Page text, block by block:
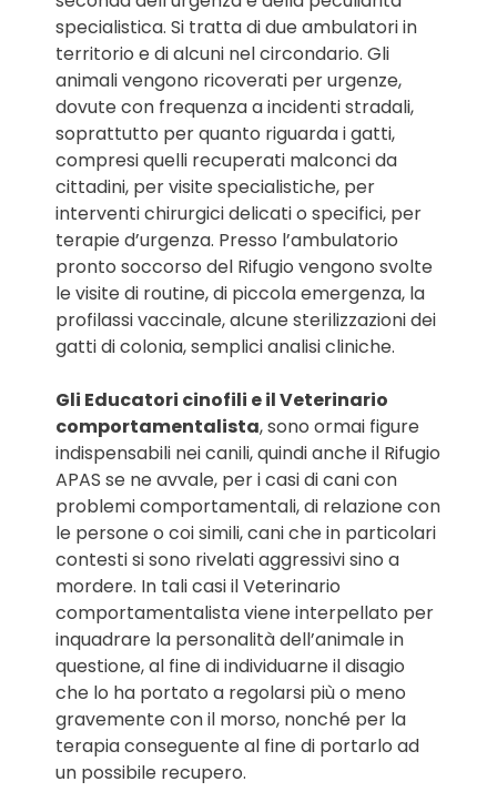
specialistica. Si tratta di due ambulatori in
territorio e di alcuni nel circondario. Gli
animali vengono ricoverati per urgenze,
dovute con frequenza a incidenti stradali,
soprattutto per quanto riguarda i gatti,
compresi quelli recuperati malconci da
cittadini, per visite specialistiche, per
interventi chirurgici delicati o specifici, per
terapie d’urgenza. Presso l’ambulatorio
pronto soccorso del Rifugio vengono svolte
le visite di routine, di piccola emergenza, la
profilassi vaccinale, alcune sterilizzazioni dei
gatti di colonia, semplici analisi cliniche.
Gli Educatori cinofili e il Veterinario
comportamentalista, sono ormai figure
indispensabili nei canili, quindi anche il Rifugio
APAS se ne avvale, per i casi di cani con
problemi comportamentali, di relazione con
le persone o coi simili, cani che in particolari
contesti si sono rivelati aggressivi sino a
mordere. In tali casi il Veterinario
comportamentalista viene interpellato per
inquadrare la personalità dell’animale in
questione, al fine di individuarne il disagio
che lo ha portato a regolarsi più o meno
gravemente con il morso, nonché per la
terapia conseguente al fine di portarlo ad
un possibile recupero.